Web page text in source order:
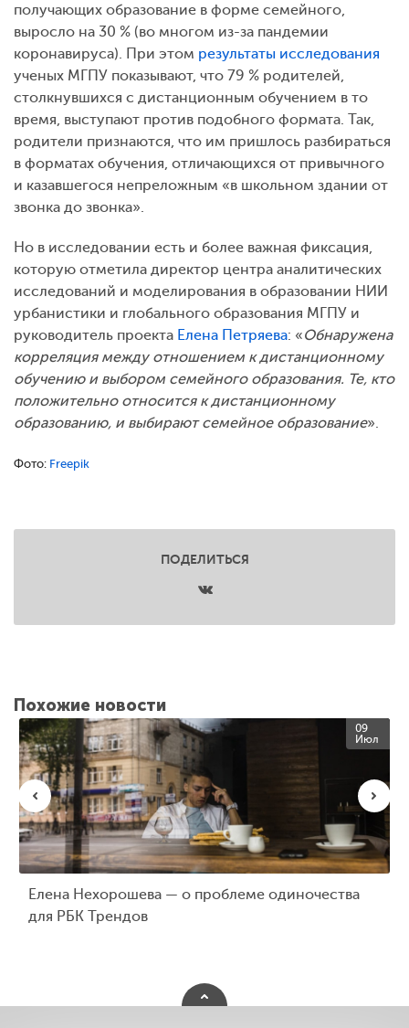
получающих образование в форме семейного,
выросло на 30 % (во многом из-за пандемии
коронавируса). При этом результаты исследования
ученых МГПУ показывают, что 79 % родителей,
столкнувшихся с дистанционным обучением в то
время, выступают против подобного формата. Так,
родители признаются, что им пришлось разбираться
в форматах обучения, отличающихся от привычного
и казавшегося непреложным «в школьном здании от
звонка до звонка».
Но в исследовании есть и более важная фиксация,
которую отметила директор центра аналитических
исследований и моделирования в образовании НИИ
урбанистики и глобального образования МГПУ и
руководитель проекта Елена Петряева: «Обнаружена
корреляция между отношением к дистанционному
обучению и выбором семейного образования. Те, кто
положительно относится к дистанционному
образованию, и выбирают семейное образование».
Фото: Freepik
ПОДЕЛИТЬСЯ
Похожие новости
09
Июл
Елена Нехорошева — о проблеме одиночества
для РБК Трендов